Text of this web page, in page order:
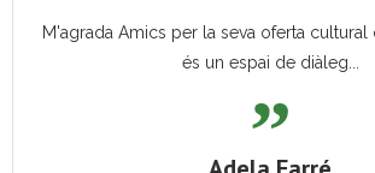
M'agrada Amics per la seva oferta
és un espai de diàleg...